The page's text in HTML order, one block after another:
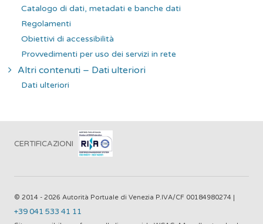
Catalogo di dati, metadati e banche dati
Regolamenti
Obiettivi di accessibilità
Provvedimenti per uso dei servizi in rete
Altri contenuti – Dati ulteriori
Dati ulteriori
CERTIFICAZIONI
© 2014 - 2026 Autorità Portuale di Venezia P.IVA/CF 00184980274 |
+39 041 533 41 11